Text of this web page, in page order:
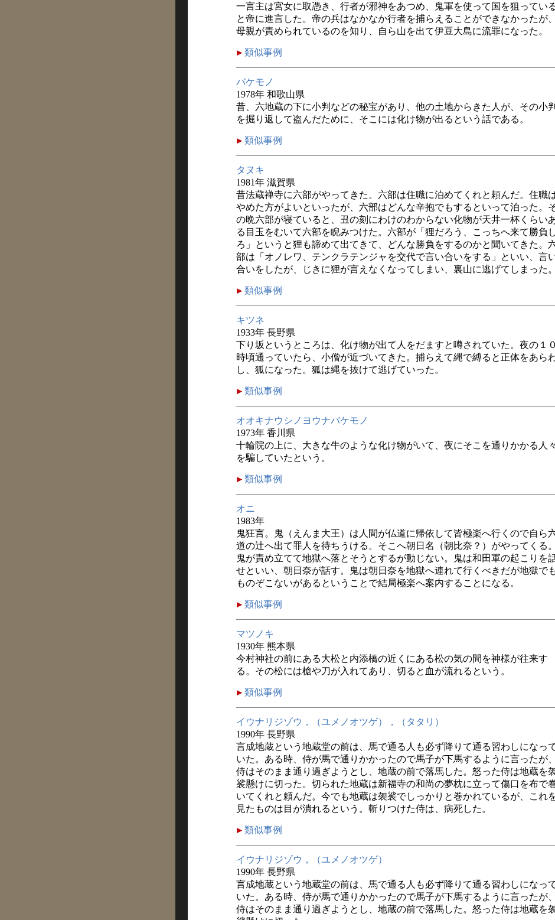
一言主は宮女に取憑き、行者が邪神をあつめ、鬼軍を使って国を狙ってい
と帝に進言した。帝の兵はなかなか行者を捕らえることができなかったが、
母親が責められているのを知り、自ら山を出て伊豆大島に流罪になった。
類似事例
バケモノ
1978年 和歌山県
昔、六地蔵の下に小判などの秘宝があり、他の土地からきた人が、その小判
を掘り返して盗んだために、そこには化け物が出るという話である。
類似事例
タヌキ
1981年 滋賀県
昔法蔵禅寺に六部がやってきた。六部は住職に泊めてくれと頼んだ。住職
やめた方がよいといったが、六部はどんな辛抱でもするといって泊った。
の晩六部が寝ていると、丑の刻にわけのわからない化物が天井一杯くらい
る目玉をむいて六部を睨みつけた。六部が「狸だろう、こっちへ来て勝負
ろ」というと狸も諦めて出てきて、どんな勝負をするのかと聞いてきた。
部は「オノレワ、テンクラテンジャを交代で言い合いをする」といい、言
合いをしたが、じきに狸が言えなくなってしまい、裏山に逃げてしまった。
類似事例
キツネ
1933年 長野県
下り坂というところは、化け物が出て人をだますと噂されていた。夜の１０
時頃通っていたら、小僧が近づいてきた。捕らえて縄で縛ると正体をあら
し、狐になった。狐は縄を抜けて逃げていった。
類似事例
オオキナウシノヨウナバケモノ
1973年 香川県
十輪院の上に、大きな牛のような化け物がいて、夜にそこを通りかかる人々
を騙していたという。
類似事例
オニ
1983年
鬼狂言。鬼（えんま大王）は人間が仏道に帰依して皆極楽へ行くので自ら
道の辻へ出て罪人を待ちうける。そこへ朝日名（朝比奈？）がやってくる。
鬼が責め立てて地獄へ落とそうとするが動じない。鬼は和田軍の起こりを
せといい、朝日奈が話す。鬼は朝日奈を地獄へ連れて行くべきだが地獄で
ものぞこないがあるということで結局極楽へ案内することになる。
類似事例
マツノキ
1930年 熊本県
今村神社の前にある大松と内添橋の近くにある松の気の間を神様が往来す
る。その松には槍や刀が入れてあり、切ると血が流れるという。
類似事例
イウナリジゾウ，（ユメノオツゲ），（タタリ）
1990年 長野県
言成地蔵という地蔵堂の前は、馬で通る人も必ず降りて通る習わしになっ
いた。ある時、侍が馬で通りかかったので馬子が下馬するように言ったが、
侍はそのまま通り過ぎようとし、地蔵の前で落馬した。怒った侍は地蔵を
裟懸けに切った。切られた地蔵は新福寺の和尚の夢枕に立って傷口を布で
いてくれと頼んだ。今でも地蔵は袈裟でしっかりと巻かれているが、これ
見たものは目が潰れるという。斬りつけた侍は、病死した。
類似事例
イウナリジゾウ，（ユメノオツゲ）
1990年 長野県
言成地蔵という地蔵堂の前は、馬で通る人も必ず降りて通る習わしになっ
いた。ある時、侍が馬で通りかかったので馬子が下馬するように言ったが、
侍はそのまま通り過ぎようとし、地蔵の前で落馬した。怒った侍は地蔵を